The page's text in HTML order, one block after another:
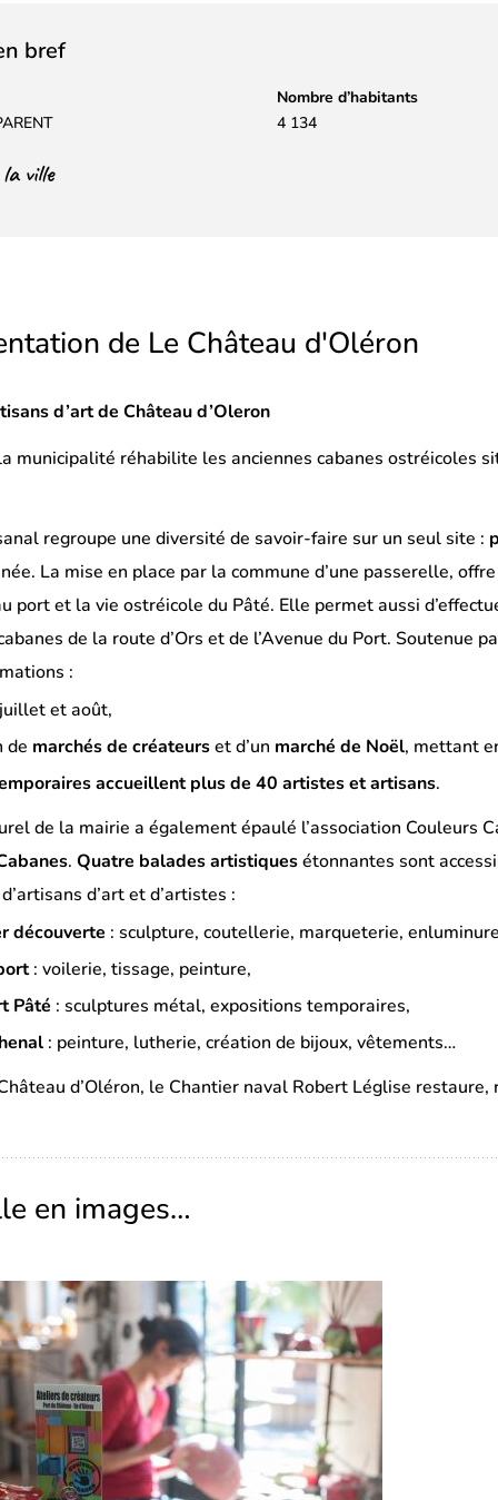
bref
Nombre d’habitants
4 134
ville
de Le Château d'Oléron
d’art de Château d’Oleron
municipalité réhabilite les anciennes cabanes ostréicoles
regroupe une diversité de savoir-faire sur un seul site :
La mise en place par la commune d’une passerelle,
port et la vie ostréicole du Pâté. Elle permet aussi
de la route d’Ors et de l’Avenue du Port. Soutenue
:
et août,
de marchés de créateurset d’un marché de Noël, mettant
accueillent plus de 40 artistes et artisans.
de la mairie a également épaulé l’association Couleurs
.Quatre balades artistiquesétonnantes sont
d’art et d’artistes :
découverte : sculpture, coutellerie, marqueterie,
: voilerie, tissage, peinture,
Pâté : sculptures métal, expositions temporaires,
: peinture, lutherie, création de bijoux, vêtements…
d’Oléron, le Chantier naval Robert Léglise
en images…